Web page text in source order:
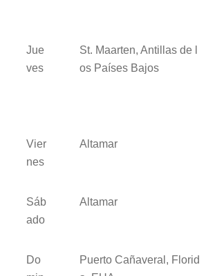
Jue
ves
St. Maarten, Antillas de l
os Países Bajos
Vier
nes
Altamar
Sáb
ado
Altamar
Do
Puerto Cañaveral, Florid